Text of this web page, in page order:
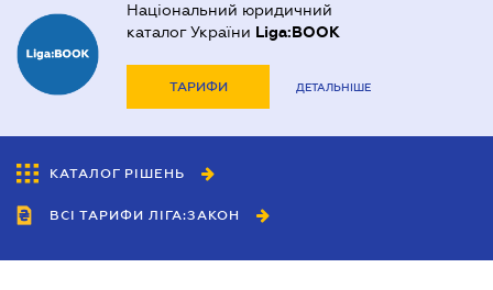
Національний юридичний
каталог України Liga:BOOK
ТАРИФИ ДЕТАЛЬНІШЕ
КАТАЛОГ РІШЕНЬ
ВСІ ТАРИФИ ЛІГА:ЗАКОН